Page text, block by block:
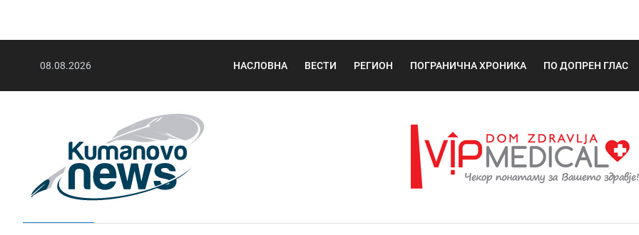
08.08.2026 НАСЛОВНА ВЕСТИ РЕГИОН ПОГРАНИЧНА ХРОНИКА ПО ДОПРЕН ГЛАС